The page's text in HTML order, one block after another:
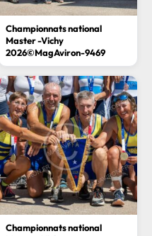
Championnats national
Master -Vichy
2026©MagAviron-9469
Championnats national